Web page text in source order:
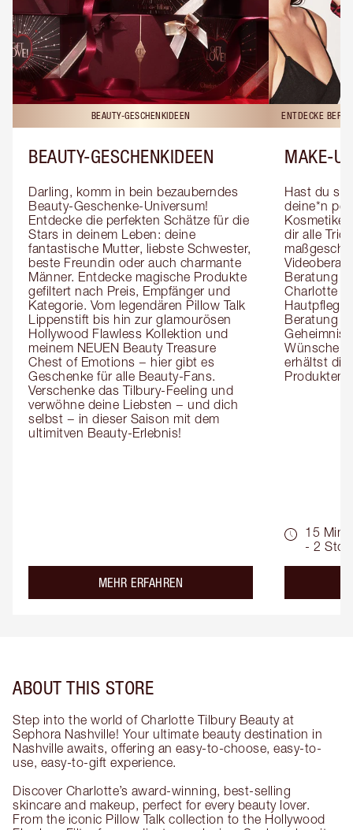
BEAUTY-GESCHENKIDEEN
BEAUTY-GESCHENKIDEEN
Darling, komm in bein bezauberndes
Beauty-Geschenke-Universum!
Entdecke die perfekten Schätze für die
Stars in deinem Leben: deine
fantastische Mutter, liebste Schwester,
beste Freundin oder auch charmante
Männer. Entdecke magische Produkte
gefiltert nach Preis, Empfänger und
Kategorie. Vom legendären Pillow Talk
Lippenstift bis hin zur glamourösen
Hollywood Flawless Kollektion und
meinem NEUEN Beauty Treasure
Chest of Emotions − hier gibt es
Geschenke für alle Beauty-Fans.
Verschenke das Tilbury-Feeling und
verwöhne deine Liebsten − und dich
selbst − in dieser Saison mit dem
ultimitven Beauty-Erlebnis!
MEHR ERFAHREN
ENTDECKE
MAKE-
Hast du
deine*n
dir alle
Beratung
Charlotte
Beratung
Wünsche
erhältst die
15 Min.
- 2 Std.
ABOUT THIS STORE
Step into the world of Charlotte Tilbury Beauty at
Sephora Nashville! Your ultimate beauty destination in
Nashville awaits, offering an easy-to-choose, easy-to-
use, easy-to-gift experience.
Discover Charlotte’s award-winning, best-selling
skincare and makeup, perfect for every beauty lover.
From the iconic Pillow Talk collection to the Hollywood